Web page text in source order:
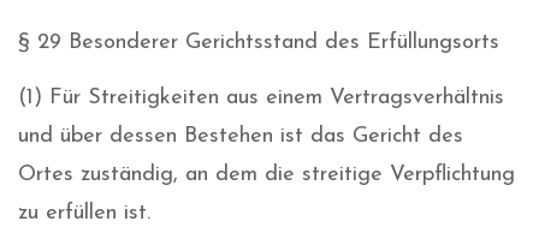
§ 29 Besonderer Gerichtsstand des Erfüllungsorts
(1) Für Streitigkeiten aus einem Vertragsverhältnis
und über dessen Bestehen ist das Gericht des
Ortes zuständig, an dem die streitige Verpflichtung
zu erfüllen ist.